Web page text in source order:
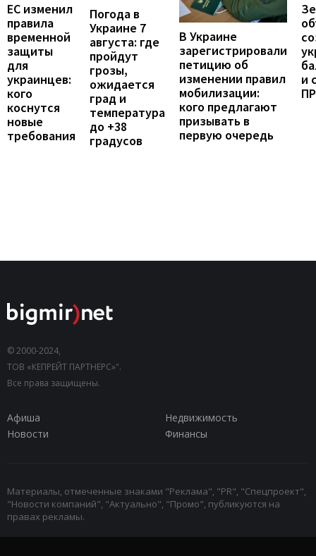
ЕС изменил
правила
временной
защиты
для
украинцев:
кого
коснутся
новые
требования
Погода в
Украине 7
августа: где
пройдут
грозы,
ожидается
град и
температура
до +38
градусов
В Украине
зарегистрировали
петицию об
изменении правил
мобилизации:
кого предлагают
призывать в
первую очередь
и
© 2000-2024,
ТОВ «КЕПРЕЙТ ПАРТНЕРС»".
Все права защищены.
Афиша
Недвижимость
Новости
Финансы
Материалы, отмеченные знаками "Реклама", "PR", "Спецпроект",
"Новости компаний", "Актуально", "Промо", публикуются на
правах рекламы.